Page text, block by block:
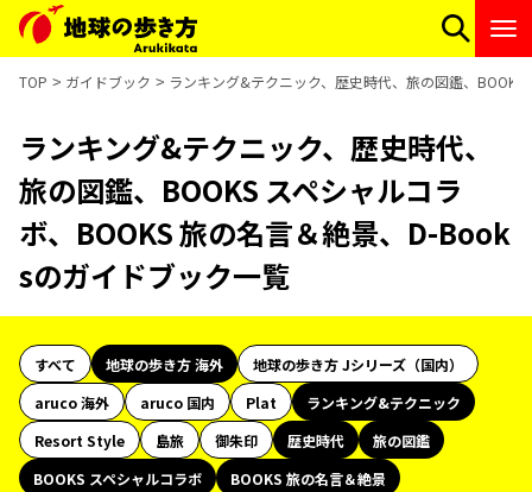
TOP ガイドブック ランキング&テクニック、歴史時代、旅の図鑑、
ランキング&テクニック、歴史時代、
旅の図鑑、BOOKS スペシャルコラ
ボ、BOOKS 旅の名言＆絶景、D-Book
sのガイドブック一覧
すべて 地球の歩き方 海外
地球の歩き方 Jシリーズ（国内）
aruco 海外
aruco 国内 Plat
ランキング&テクニック
Resort Style
島旅 御朱印 歴史時代
旅の図鑑
BOOKS スペシャルコラボ
BOOKS 旅の名言＆絶景